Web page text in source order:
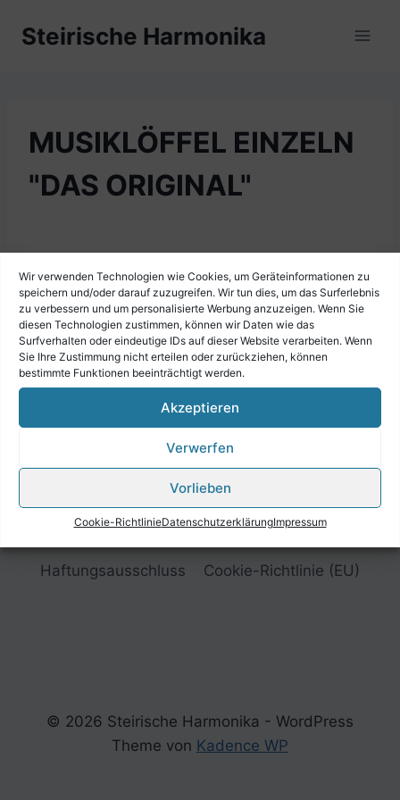
Wir verwenden Technologien wie Cookies, um Geräteinformationen zu
speichern und/oder darauf zuzugreifen. Wir tun dies, um das Surferlebnis
zu verbessern und um personalisierte Werbung anzuzeigen. Wenn Sie
diesen Technologien zustimmen, können wir Daten wie das
Surfverhalten oder eindeutige IDs auf dieser Website verarbeiten. Wenn
Sie Ihre Zustimmung nicht erteilen oder zurückziehen, können
bestimmte Funktionen beeinträchtigt werden.
Akzeptieren
Verwerfen
Vorlieben
Cookie-RichtlinieDatenschutzerklärungImpressum
InhaltSteirische Harmonika
MUSIKLÖFFEL EINZELN
"DAS ORIGINAL"
Haftungsausschluss
Cookie-Richtlinie (EU)
© 2026 Steirische Harmonika - WordPress
Theme von Kadence WP